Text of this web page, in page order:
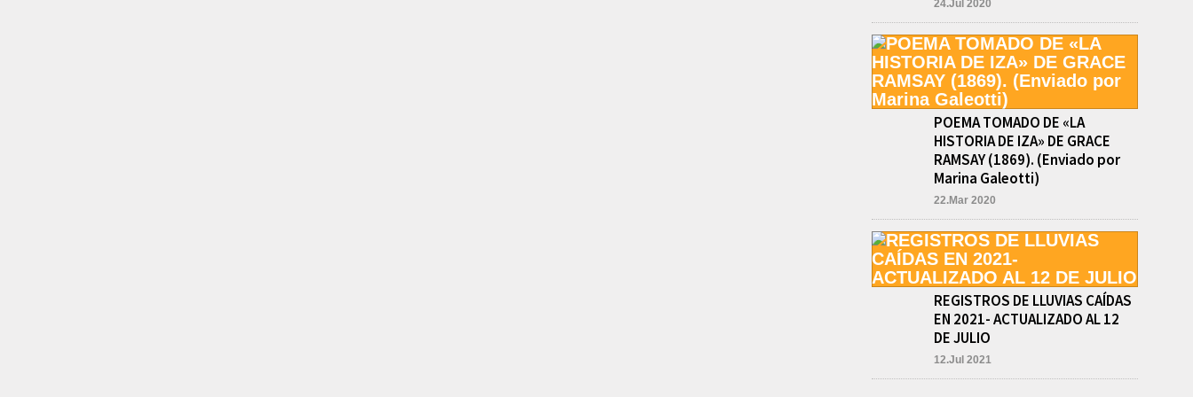
BASQUET EN CADETES:
ATHLETIC JUEGA EL
TRIANGULAR FINAL
agosto 6, 2026
Por el torneo Pre-federal de
Básquet, el equipo de
Cadetes de Athletic, logró un
resonante triunfo ante
Morón, y se...
INFORME DE DEFENSA
COLABORACION EN LA
BUSQUEDA DE UNA
PERSONA EN EL
ARROYO SALADILLO
agosto 5, 2026
En las primeras horas de la
tarde del martes, el
Intendente Jorge Etcheverry
recibió, por parte de su par
24.Jul 2020
POEMA TOMADO DE «LA
HISTORIA DE IZA» DE GRACE
RAMSAY (1869). (Enviado por
Marina Galeotti)
22.Mar 2020
REGISTROS DE LLUVIAS CAÍDAS
EN 2021- ACTUALIZADO AL 12
DE JULIO
12.Jul 2021